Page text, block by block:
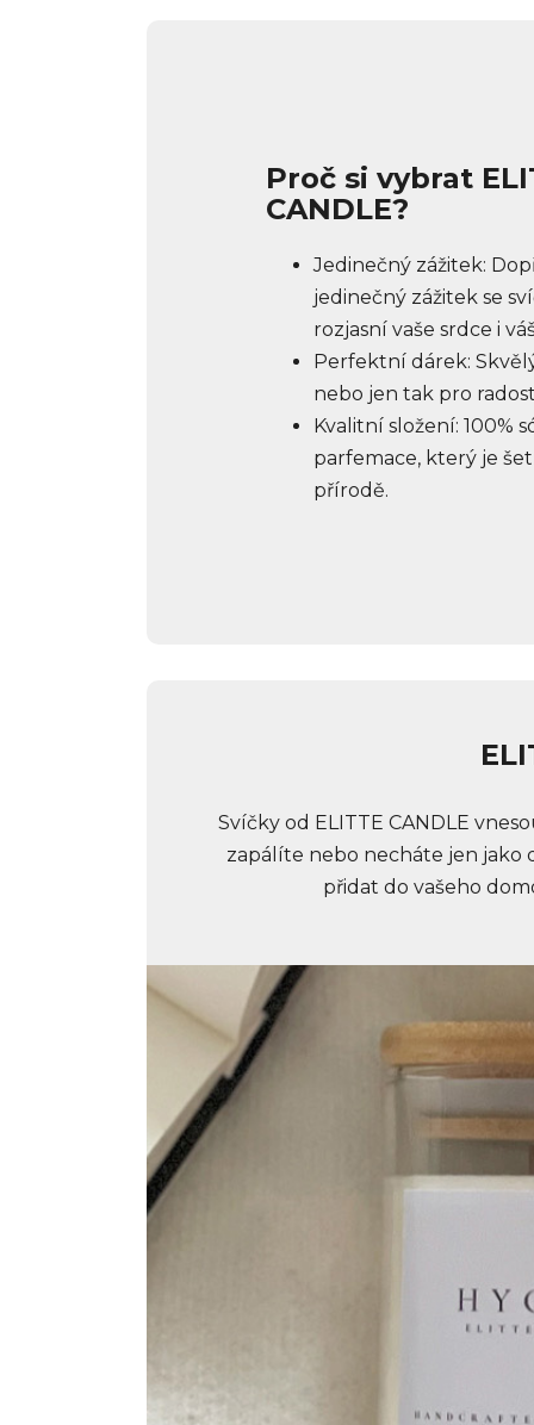
Proč si vybrat
CANDLE?
Jedinečný zážitek:
jedinečný zážitek se
rozjasní vaše srdce i
Perfektní dárek:
nebo jen tak pro
Kvalitní složení: 100%
parfemace, který je
přírodě.
Svíčky od ELITTE CANDLE
zapálíte nebo necháte jen jako
přidat do vašeho